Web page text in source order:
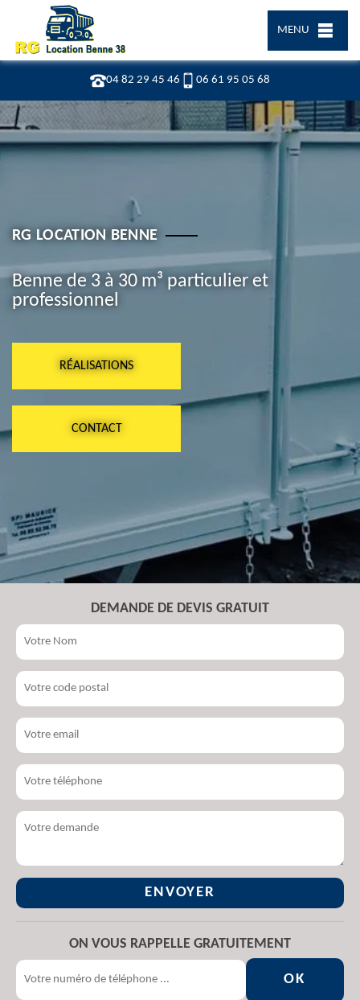
04 82 29 45 46 06 61 95 05 68
MENU
RG LOCATION BENNE
Benne de 3 à 30 m³ particulier et
professionnel
RÉALISATIONS
CONTACT
DEMANDE DE DEVIS GRATUIT
ON VOUS RAPPELLE GRATUITEMENT